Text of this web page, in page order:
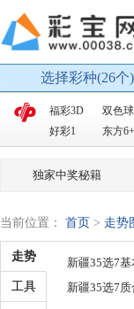
选择彩种(26个)
福彩3D 双色球
好彩1
东方
独家中奖秘籍
当前位置： 首页 > 走势
走势
工具
新疆35选7基
新疆35选7质